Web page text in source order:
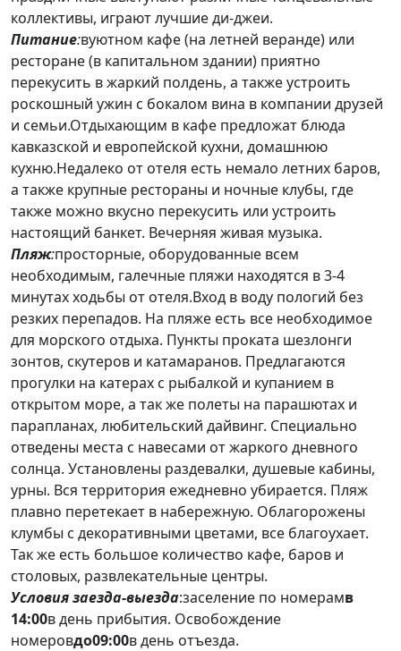
коллективы, играют лучшие ди-джеи.
Питание:вуютном кафе (на летней веранде) или
ресторане (в капитальном здании) приятно
перекусить в жаркий полдень, а также устроить
роскошный ужин с бокалом вина в компании друзей
и семьи.Отдыхающим в кафе предложат блюда
кавказской и европейской кухни, домашнюю
кухню.Недалеко от отеля есть немало летних баров,
а также крупные рестораны и ночные клубы, где
также можно вкусно перекусить или устроить
настоящий банкет. Вечерняя живая музыка.
Пляж:просторные, оборудованные всем
необходимым, галечные пляжи находятся в 3-4
минутах ходьбы от отеля.Вход в воду пологий без
резких перепадов. На пляже есть все необходимое
для морского отдыха. Пункты проката шезлонги
зонтов, скутеров и катамаранов. Предлагаются
прогулки на катерах с рыбалкой и купанием в
открытом море, а так же полеты на парашютах и
парапланах, любительский дайвинг. Специально
отведены места с навесами от жаркого дневного
солнца. Установлены раздевалки, душевые кабины,
урны. Вся территория ежедневно убирается. Пляж
плавно перетекает в набережную. Облагорожены
клумбы с декоративными цветами, все благоухает.
Так же есть большое количество кафе, баров и
столовых, развлекательные центры.
Условия заезда-выезда:заселение по номерамв
14:00в день прибытия. Освобождение
номеровдо09:00в день отъезда.